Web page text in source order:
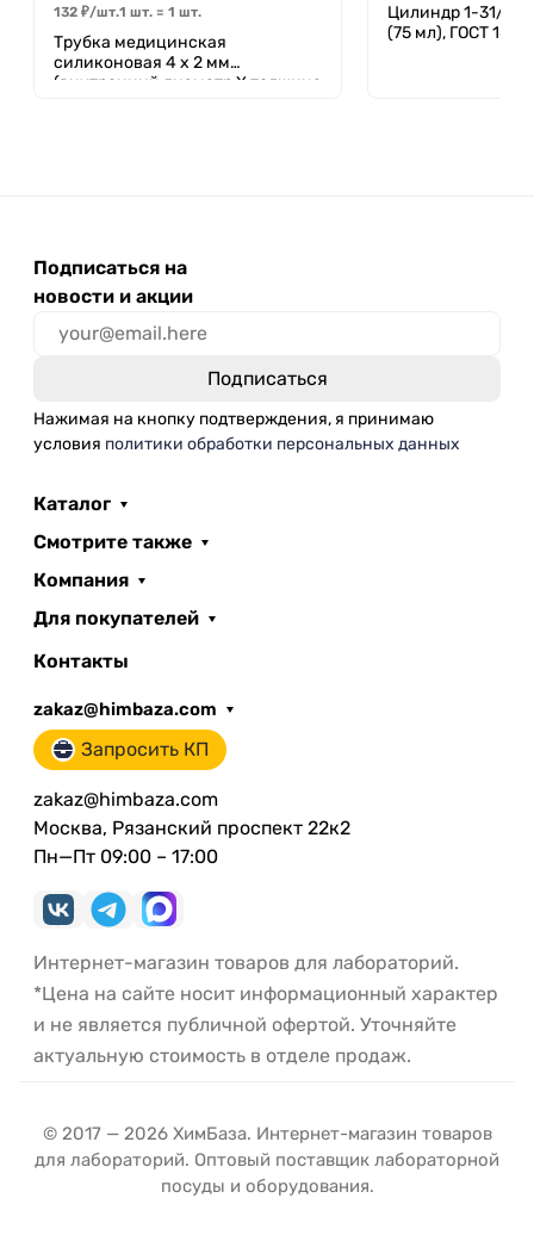
132 ₽/шт.1 шт. = 1 шт.
Трубка медицинская
силиконовая 4 х 2 мм
(внутренний диаметр Х толщина
Цилиндр 1-31/
(75 мл), ГОСТ
Подписаться на
новости и акции
Нажимая на кнопку подтверждения, я принимаю
условия политики обработки персональных данных
Каталог
Смотрите также
Компания
Для покупателей
Контакты
zakaz@himbaza.com
Запросить КП
zakaz@himbaza.com
Москва, Рязанский проспект 22к2
Пн—Пт 09:00 – 17:00
Интернет-магазин товаров для лабораторий.
*Цена на сайте носит информационный характер
и не является публичной офертой. Уточняйте
актуальную стоимость в отделе продаж.
© 2017 — 2026 ХимБаза. Интернет-магазин товаров
для лабораторий. Оптовый поставщик лабораторной
посуды и оборудования.